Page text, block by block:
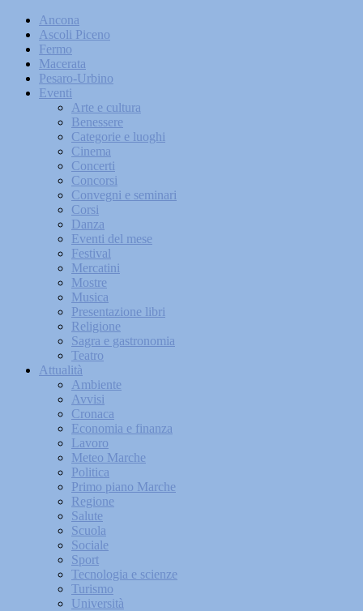
Ancona
Ascoli Piceno
Fermo
Macerata
Pesaro-Urbino
Eventi
Arte e cultura
Benessere
Categorie e luoghi
Cinema
Concerti
Concorsi
Convegni e seminari
Corsi
Danza
Eventi del mese
Festival
Mercatini
Mostre
Musica
Presentazione libri
Religione
Sagra e gastronomia
Teatro
Attualità
Ambiente
Avvisi
Cronaca
Economia e finanza
Lavoro
Meteo Marche
Politica
Primo piano Marche
Regione
Salute
Scuola
Sociale
Sport
Tecnologia e scienze
Turismo
Università